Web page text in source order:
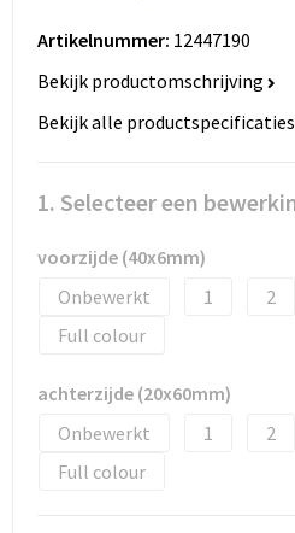
Schrijfwaren
Sleutelhangers
Spellen voor binnen en buiten
Sportaccessoires
Tassen
Artikelnummer: 12447190
Bekijk productomschrijving
Bekijk alle productspecificaties
1. Selecteer een
voorzijde (40x6mm)
Onbewerkt
1 2
Full colour
achterzijde (20x60mm)
Onbewerkt
1 2
Full colour